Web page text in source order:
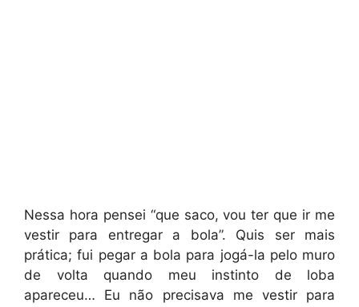
Nessa hora pensei “que saco, vou ter que ir me
vestir para entregar a bola”. Quis ser mais
prática; fui pegar a bola para jogá-la pelo muro
de volta quando meu instinto de loba
apareceu… Eu não precisava me vestir para